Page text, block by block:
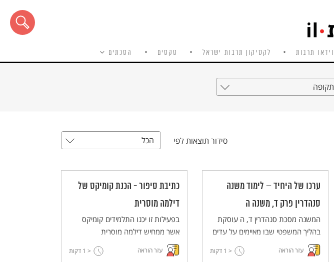
וידאו תרבות לקסיקון תרבות ישראל טקסים הסכתים
תקופה
סידור תוצאות לפי הכל
ערכו של היחיד – לימוד משנה
סנהדרין פרק ד, משנה ה
המשנה מסכת סנהדרין ד, ה עוסקת
בהליך המשפטי שבו מאיימים על עדים
במשפטים הנוגעים לדיני נפשות
ומזהירים אותם. אגב כך עוסקת
עזר הוראה < 1 דקות
כתיבת סיפור - הכנת קומיקס של
דילמה מוסרית
בפעילות זו יכנו התלמידים קומיקס
אשר ממחיש דילמה מוסרית
עזר הוראה < 1 דקות